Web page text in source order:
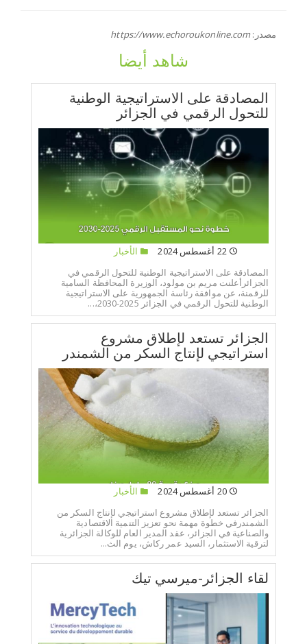
مصدر:https://www.echoroukonline.com
شاهد أيضا
المصادقة على الاستراتيجية الوطنية
للتحول الرقمي في الجزائر
22 أغسطس 2024
الأخبار
المصادقة على الاستراتيجية الوطنية للتحول الرقمي في
الجزائرأعلنت مريم بن مولود، الوزيرة المحافظة السامية
للرقمنة، عن موافقة رئاسة الجمهورية على الاستراتيجية
الوطنية للتحول الرقمي في الجزائر 2025-2030،...
الجزائر تستعد لإطلاق مشروع
استراتيجي لإنتاج السكر من الشمندر
20 أغسطس 2024
الأخبار
الجزائر تستعد لإطلاق مشروع استراتيجي لإنتاج السكر من
الشمندرفي خطوة مهمة نحو تعزيز التنمية الاقتصادية
والصناعية في الجزائر، عقد المدير العام للوكالة الجزائرية
لترقية الاستثمار، السيد عمر ركاش، يوم الث...
لقاء الجزائر-ميرسي تيك